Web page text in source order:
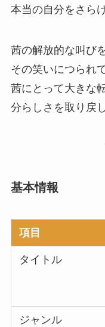
本当の自分をさら
茜の解放的な叫び
その笑いにつられ
茜にとって大きな
分らしさを取り戻
基本情報
項目
タイトル
ジャンル